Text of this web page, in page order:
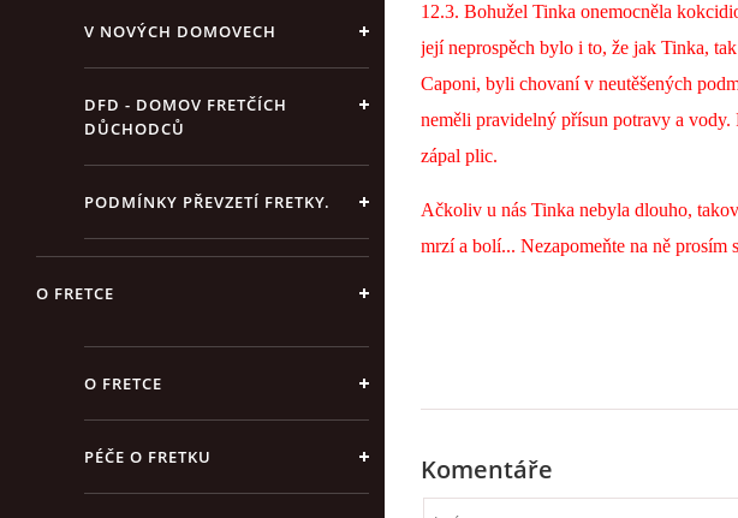
V NOVÝCH DOMOVECH
DFD - DOMOV FRETČÍCH
DŮCHODCŮ
PODMÍNKY PŘEVZETÍ FRETKY.
O FRETCE
O FRETCE
PÉČE O FRETKU
12.3. Bohužel Tinka onemocněla
její neprospěch bylo i to, že jak Tinka,
Caponi, byli chovaní v neutěšených
neměli pravidelný přísun potravy a vody.
zápal plic.
Ačkoliv u nás Tinka nebyla dlouho,
mrzí a bolí... Nezapomeňte na ně prosím
Komentáře